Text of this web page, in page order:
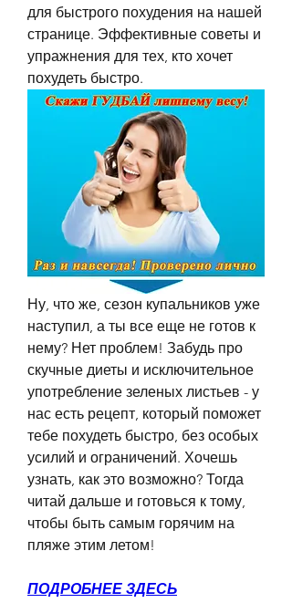
для быстрого похудения на нашей
странице. Эффективные советы и
упражнения для тех, кто хочет
похудеть быстро.
Ну, что же, сезон купальников уже
наступил, а ты все еще не готов к
нему? Нет проблем! Забудь про
скучные диеты и исключительное
употребление зеленых листьев - у
нас есть рецепт, который поможет
тебе похудеть быстро, без особых
усилий и ограничений. Хочешь
узнать, как это возможно? Тогда
читай дальше и готовься к тому,
чтобы быть самым горячим на
пляже этим летом!
ПОДРОБНЕЕ ЗДЕСЬ